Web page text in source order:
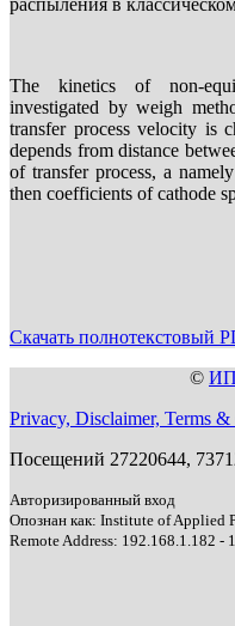
The kinetics of non-
investigated by weigh
transfer process velocity is
depends from distance
of transfer process, a
then coefficients of cathode
Скачать полнотекстовый
©
Privacy, Disclaimer, Terms
Посещений 27220644,
Авторизированный вход
Опознан как: Institute of Applied
Remote Address: 192.168.1.182 -